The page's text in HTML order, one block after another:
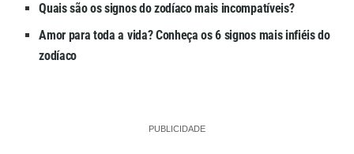
Quais são os signos do zodíaco mais incompatíveis?
Amor para toda a vida? Conheça os 6 signos mais infiéis do
zodíaco
PUBLICIDADE